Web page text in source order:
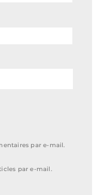
par e-mail.
par e-mail.